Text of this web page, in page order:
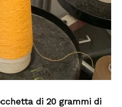
di 20 grammi di